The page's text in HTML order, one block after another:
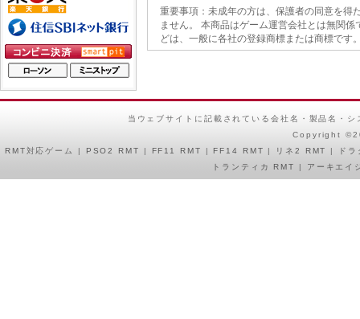
重要事項：未成年の方は、保護者の同意を得
ません。 本商品はゲーム運営会社とは無関
どは、一般に各社の登録商標または商標です
当ウェブサイトに記載されている会社名・製品名・
Copyright
RMT対応ゲーム | PSO2 RMT | FF11 RMT |FF14 RMT | リネ2 RMT |
ド
トランティカ RMT
| アーキエイ